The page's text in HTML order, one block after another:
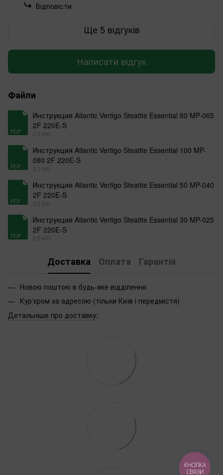
Відповісти
Ще 5 відгуків
Написати відгук
Файли
PDF
Инструкция Atlantic Vertigo Steatite Essential 80 MP-065
2F 220E-S
2.5 МБ
PDF
Инструкция Atlantic Vertigo Steatite Essential 100 MP-
080 2F 220E-S
2.5 МБ
PDF
Инструкция Atlantic Vertigo Steatite Essential 50 MP-040
2F 220E-S
2.5 МБ
PDF
Инструкция Atlantic Vertigo Steatite Essential 30 MP-025
2F 220E-S
2.5 МБ
Доставка Оплата Гарантія
Новою поштою в будь-яке відділення
Кур'єром за адресою (тільки Київ і передмістя)
Детальніше про доставку:
КНОПКА
СВЯЗИ